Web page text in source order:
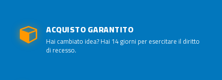
ACQUISTO GARANTITO
Hai cambiato idea? Hai 14 giorni per esercitare il diritto
di recesso.